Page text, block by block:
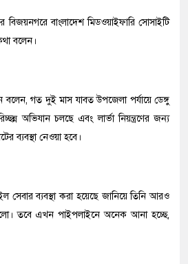
বাংলাদেশ মিডওয়াইফারি সোসাইটি
বলেন।
গত দুই মাস যাবত উপজেলা পর্যায়ে ডেঙ্গু
অভিযান চলছে এবং লার্ভা নিয়ন্ত্রণের জন্য
ব্যবস্থা নেওয়া হবে।
সেবার ব্যবস্থা করা হয়েছে জানিয়ে তিনি আরও
তবে এখন পাইপলাইনে অনেক আনা হচ্ছে,